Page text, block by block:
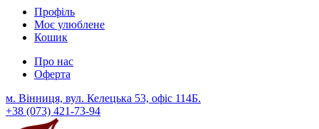
Профіль
Моє улюблене
Кошик
Про нас
Оферта
м. Вінниця, вул. Келецька 53, офіс 114Б.
+38 (073) 421-73-94